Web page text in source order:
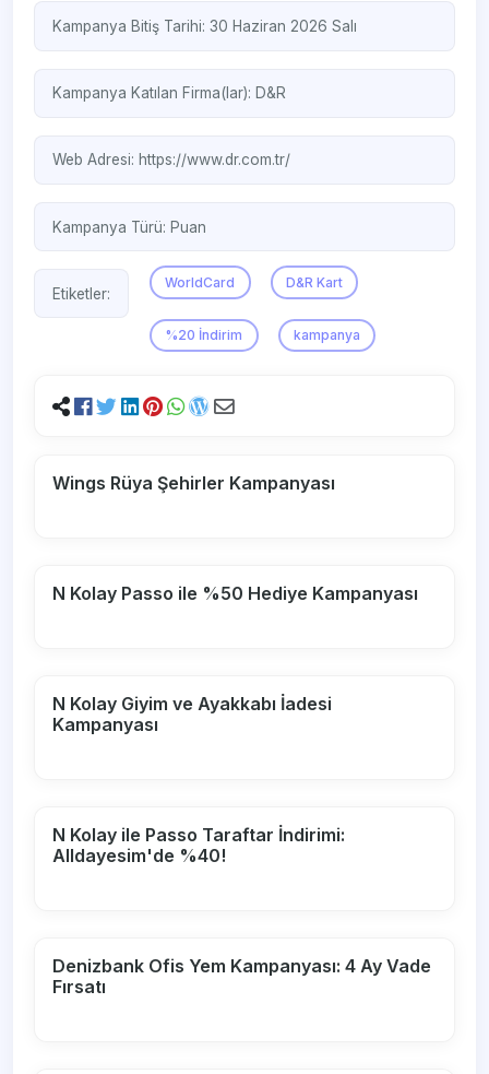
Kampanya Bitiş Tarihi: 30 Haziran 2026 Salı
Kampanya Katılan Firma(lar): D&R
Web Adresi: https://www.dr.com.tr/
Kampanya Türü: Puan
Etiketler:
WorldCard D&R Kart
%20 İndirim kampanya
Wings Rüya Şehirler Kampanyası
N Kolay Passo ile %50 Hediye Kampanyası
N Kolay Giyim ve Ayakkabı İadesi
Kampanyası
N Kolay ile Passo Taraftar İndirimi:
Alldayesim'de %40!
Denizbank Ofis Yem Kampanyası: 4 Ay Vade
Fırsatı